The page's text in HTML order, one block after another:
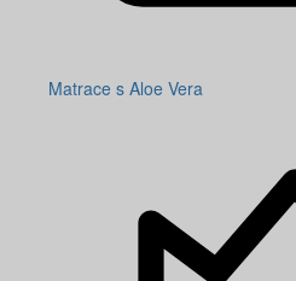
Matrace s Aloe Vera